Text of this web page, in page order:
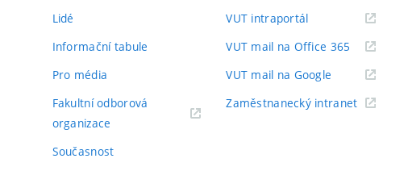
Lidé
Informační tabule
Pro média
Fakultní odborová
organizace
Současnost
VUT intraportál(externí
VUT mail na Office 365 (externí
odkaz)
VUT mail na Google (externí
Zaměstnanecký intranet(externí